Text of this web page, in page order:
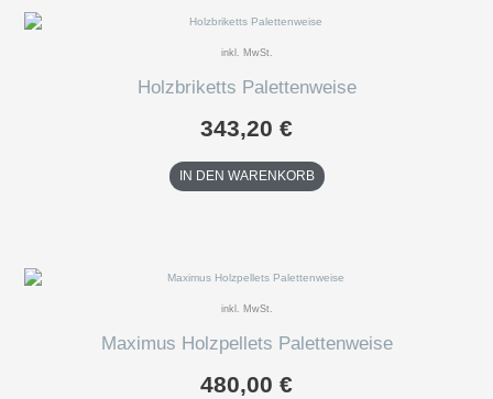
inkl. MwSt.
Holzbriketts Palettenweise
343,20 €
IN DEN WARENKORB
inkl. MwSt.
Maximus Holzpellets Palettenweise
480,00 €